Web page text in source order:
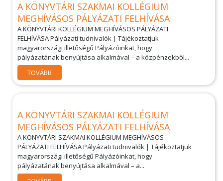
A KÖNYVTÁRI SZAKMAI KOLLÉGIUM
MEGHÍVÁSOS PÁLYÁZATI FELHÍVÁSA
A KÖNYVTÁRI KOLLÉGIUM MEGHÍVÁSOS PÁLYÁZATI
FELHÍVÁSA Pályázati tudnivalók | Tájékoztatjuk
magyarországi illetőségű Pályázóinkat, hogy
pályázatának benyújtása alkalmával – a közpénzekből...
TOVÁBB
A KÖNYVTÁRI SZAKMAI KOLLÉGIUM
MEGHÍVÁSOS PÁLYÁZATI FELHÍVÁSA
A KÖNYVTÁRI SZAKMAI KOLLÉGIUM MEGHÍVÁSOS
PÁLYÁZATI FELHÍVÁSA Pályázati tudnivalók | Tájékoztatjuk
magyarországi illetőségű Pályázóinkat, hogy
pályázatának benyújtása alkalmával – a...